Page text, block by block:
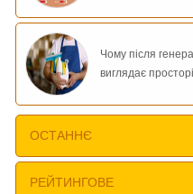
Чому після
виглядає
ОСТАННЄ
РЕЙТИНГОВЕ